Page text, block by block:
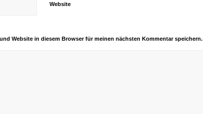
Website
Website in diesem Browser für meinen nächsten Kommentar speichern.